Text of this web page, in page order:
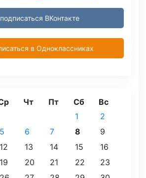
ВКонтакте
в Одноклассниках
Чт Пт Сб
Вс
1
2
5 6 7 8
9
12 13 14 15
16
19 20 21 22
23